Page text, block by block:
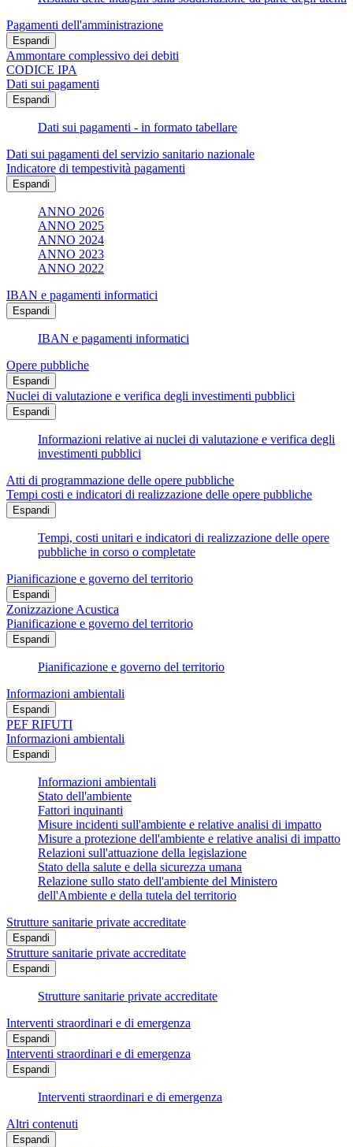
Pagamenti dell'amministrazione
Espandi
Ammontare complessivo dei debiti
CODICE IPA
Dati sui pagamenti
Espandi
Dati sui pagamenti - in formato tabellare
Dati sui pagamenti del servizio sanitario nazionale
Indicatore di tempestività pagamenti
Espandi
ANNO 2026
ANNO 2025
ANNO 2024
ANNO 2023
ANNO 2022
IBAN e pagamenti informatici
Espandi
IBAN e pagamenti informatici
Opere pubbliche
Espandi
Nuclei di valutazione e verifica degli investimenti pubblici
Espandi
Informazioni relative ai nuclei di valutazione e verifica degli
investimenti pubblici
Atti di programmazione delle opere pubbliche
Tempi costi e indicatori di realizzazione delle opere pubbliche
Espandi
Tempi, costi unitari e indicatori di realizzazione delle opere
pubbliche in corso o completate
Pianificazione e governo del territorio
Espandi
Zonizzazione Acustica
Pianificazione e governo del territorio
Espandi
Pianificazione e governo del territorio
Informazioni ambientali
Espandi
PEF RIFUTI
Informazioni ambientali
Espandi
Informazioni ambientali
Stato dell'ambiente
Fattori inquinanti
Misure incidenti sull'ambiente e relative analisi di impatto
Misure a protezione dell'ambiente e relative analisi di impatto
Relazioni sull'attuazione della legislazione
Stato della salute e della sicurezza umana
Relazione sullo stato dell'ambiente del Ministero
dell'Ambiente e della tutela del territorio
Strutture sanitarie private accreditate
Espandi
Strutture sanitarie private accreditate
Espandi
Strutture sanitarie private accreditate
Interventi straordinari e di emergenza
Espandi
Interventi straordinari e di emergenza
Espandi
Interventi straordinari e di emergenza
Altri contenuti
Espandi